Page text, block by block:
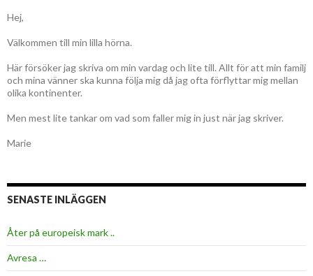
Hej,
Välkommen till min lilla hörna.
Här försöker jag skriva om min vardag och lite till. Allt för att min familj
och mina vänner ska kunna följa mig då jag ofta förflyttar mig mellan
olika kontinenter.
Men mest lite tankar om vad som faller mig in just när jag skriver.
Marie
SENASTE INLÄGGEN
Åter på europeisk mark ..
Avresa …